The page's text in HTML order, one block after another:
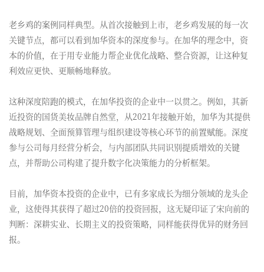
老乡鸡的案例同样典型。从首次接触到上市，老乡鸡发展的每一次
关键节点，都可以看到加华资本的深度参与。在加华的理念中，资
本的价值，在于用专业能力帮企业优化战略、整合资源，让这种复
利效应更快、更顺畅地释放。
这种深度陪跑的模式，在加华投资的企业中一以贯之。例如，其新
近投资的国货美妆品牌自然堂，从2021年接触开始，加华为其提供
战略规划、全面预算管理与组织建设等核心环节的前置赋能。深度
参与公司每月经营分析会，与内部团队共同识别提质增效的关键
点，并帮助公司构建了提升数字化决策能力的分析框架。
目前，加华资本投资的企业中，已有多家成长为细分领域的龙头企
业，这使得其获得了超过20倍的投资回报，这无疑印证了宋向前的
判断：深耕实业、长期主义的投资策略，同样能获得优异的财务回
报。